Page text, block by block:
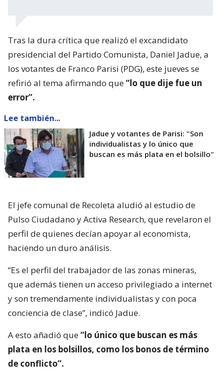
Tras la dura crítica que realizó el excandidato
presidencial del Partido Comunista, Daniel Jadue, a
los votantes de Franco Parisi (PDG), este jueves se
refirió al tema afirmando que“lo que dije fue un
error”.
Lee también...
Jadue y votantes de Parisi: "Son
individualistas y lo único que
buscan es más plata en el bolsillo"
El jefe comunal de Recoleta aludió al estudio de
Pulso Ciudadano y Activa Research, que revelaron el
perfil de quienes decían apoyar al economista,
haciendo un duro análisis.
“Es el perfil del trabajador de las zonas mineras,
que además tienen un acceso privilegiado a internet
y son tremendamente individualistas y con poca
conciencia de clase”, indicó Jadue.
A esto añadió que“lo único que buscan es más
plata en los bolsillos, como los bonos de término
de conflicto”.